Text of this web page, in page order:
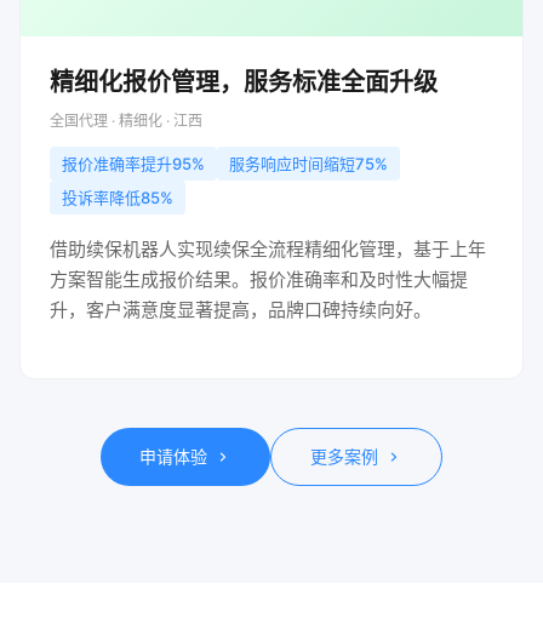
精细化报价管理，服务标准全面升级
全国代理 · 精细化 · 江西
报价准确率提升95%
服务响应时间缩短75%
投诉率降低85%
借助续保机器人实现续保全流程精细化管理，基于上年
方案智能生成报价结果。报价准确率和及时性大幅提
升，客户满意度显著提高，品牌口碑持续向好。
申请体验 更多案例